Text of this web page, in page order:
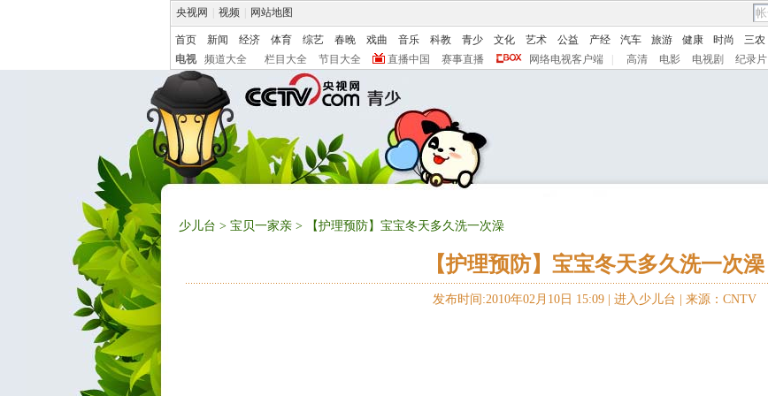
央视网 视频 网站地图
首页 新闻 经济 体育 综艺 春晚 戏曲 音乐 科教 青少 文化 艺术 公益 产经 汽车 旅游 健康 时尚 三农
电视
频道大全 栏目大全 节目大全 直播中国 赛事直播 网络电视客户端 高清 电影 电视剧 纪录片
少儿台 > 宝贝一家亲 > 【护理预防】宝宝冬天多久洗一次澡
【护理预防】宝宝冬天多久洗一次澡
发布时间:2010年02月10日 15:09 | 进入少儿台 来源：CNTV